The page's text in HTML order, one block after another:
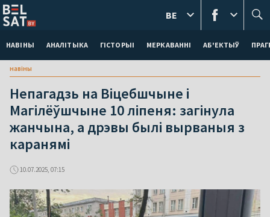
НАВІНЫ АНАЛІТЫКА ГІСТОРЫІ МЕРКАВАННI АБ'ЕКТЫЎ
BE
навіны
Непагадзь на Віцебшчыне і
Магілёўшчыне 10 ліпеня: загінула
жанчына, а дрэвы былі вырваныя з
каранямі
10.07.2025, 07:15